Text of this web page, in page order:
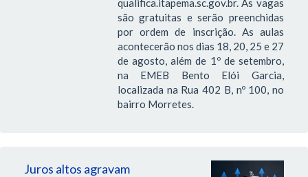
qualifica.itapema.sc.gov.br. As vagas
são gratuitas e serão preenchidas
por ordem de inscrição. As aulas
acontecerão nos dias 18, 20, 25 e 27
de agosto, além de 1º de setembro,
na EMEB Bento Elói Garcia,
localizada na Rua 402 B, nº 100, no
bairro Morretes.
Juros altos agravam